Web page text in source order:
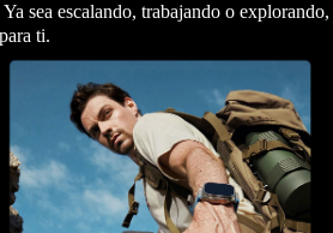
sea escalando, trabajando o explorando,
ti.